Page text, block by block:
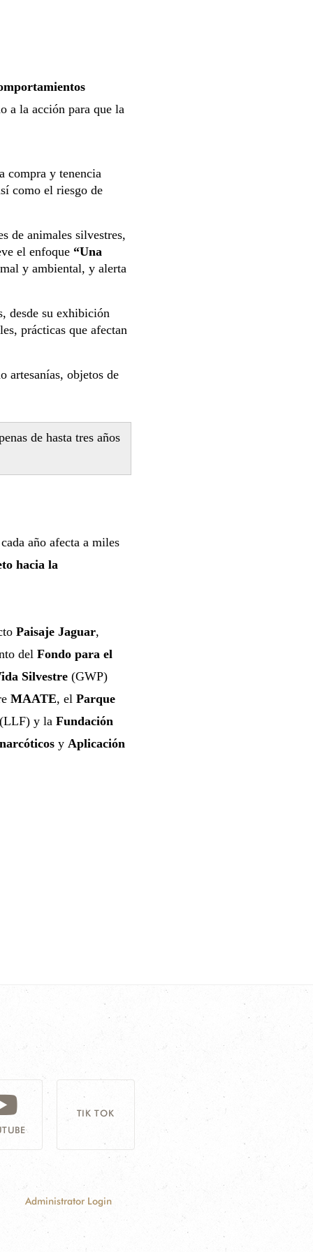
a la acción para que la
compra y tenencia
como el riesgo de
de animales silvestres,
el enfoque “Una
y ambiental, y alerta
desde su exhibición
prácticas que afectan
artesanías, objetos de
de hasta tres años
año afecta a miles
hacia la
Paisaje Jaguar,
del Fondo para el
Silvestre(GWP)
MAATE, el Parque
y la Fundación
y Aplicación
TIK TOK
Administrator Login